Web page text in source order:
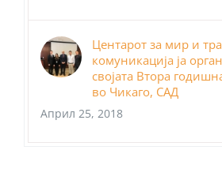
Центарот за мир и
комуникација ја
својата Втора
во Чикаго, САД
Април 25, 2018